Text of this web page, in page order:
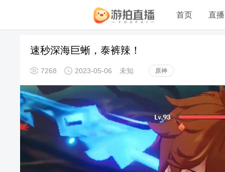
首页 直播
速秒深海巨蜥，泰裤辣！
7268 2023-05-06 未知 原神